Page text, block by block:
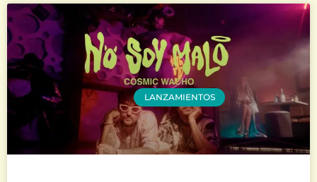
LANZAMIENTOS